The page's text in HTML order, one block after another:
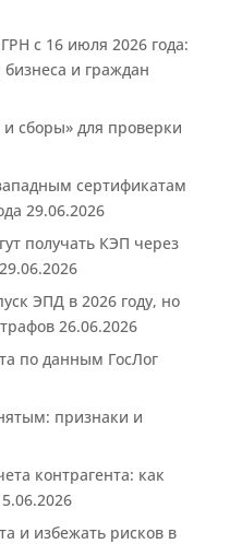
с 16 июля 2026 года:
и граждан
сборы» для проверки
сертификатам
29.06.2026
получать КЭП через
29.06.2026
ЭПД в 2026 году, но
26.06.2026
по данным ГосЛог
признаки и
контрагента: как
и избежать рисков в